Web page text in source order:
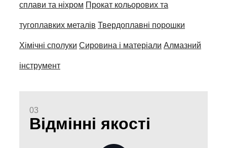
сплави та ніхром Прокат кольорових та
тугоплавких металів Твердоплавні порошки
Хімічні сполуки Сировина і матеріали Алмазний
інструмент
03
Відмінні якості